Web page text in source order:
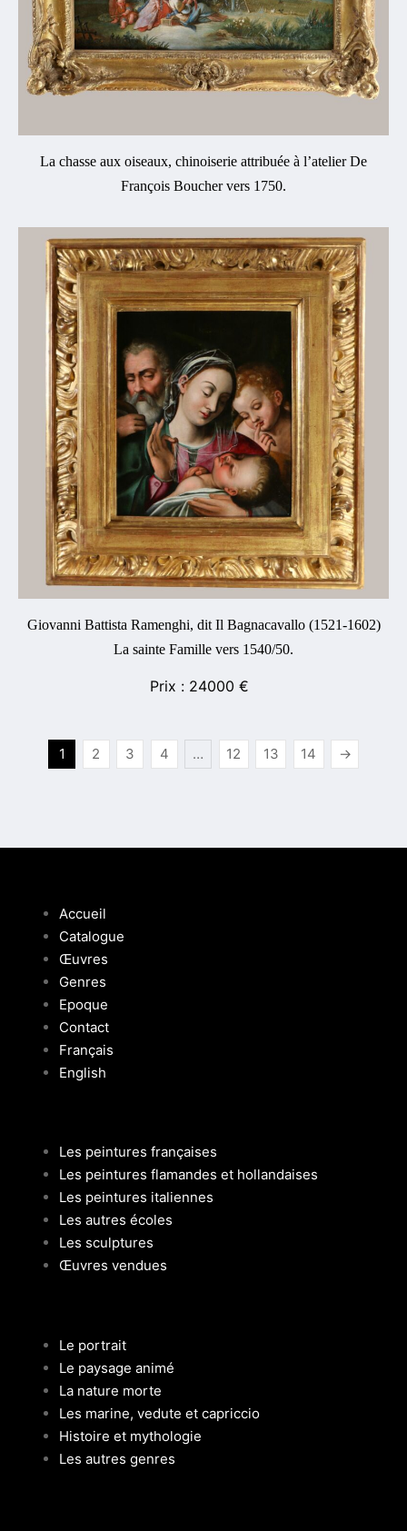
La chasse aux oiseaux, chinoiserie attribuée à l’atelier De
François Boucher vers 1750.
Giovanni Battista Ramenghi, dit Il Bagnacavallo (1521-1602)
La sainte Famille vers 1540/50.
24000 €
1 2 3 4 … 12 13 14 →
Accueil
Catalogue
Œuvres
Genres
Epoque
Contact
Français
English
Les peintures françaises
Les peintures flamandes et hollandaises
Les peintures italiennes
Les autres écoles
Les sculptures
Œuvres vendues
Le portrait
Le paysage animé
La nature morte
Les marine, vedute et capriccio
Histoire et mythologie
Les autres genres